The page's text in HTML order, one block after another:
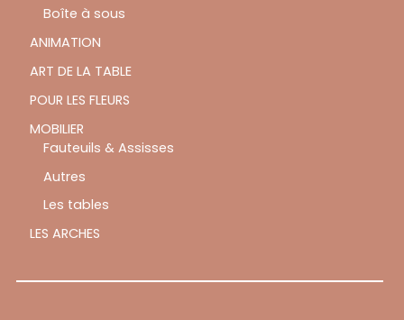
Boîte à sous
ANIMATION
ART DE LA TABLE
POUR LES FLEURS
MOBILIER
Fauteuils & Assisses
Autres
Les tables
LES ARCHES